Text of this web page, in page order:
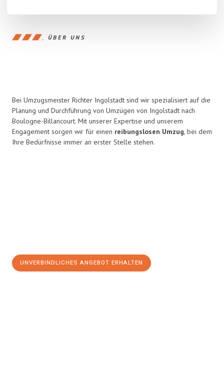
ÜBER UNS
Bei Umzugsmeister Richter Ingolstadt sind wir spezialisiert auf die
Planung und Durchführung von Umzügen von Ingolstadt nach
Boulogne-Billancourt. Mit unserer Expertise und unserem
Engagement sorgen wir für einen reibungslosen Umzug, bei dem
Ihre Bedürfnisse immer an erster Stelle stehen.
UNVERBINDLICHES ANGEBOT ERHALTEN